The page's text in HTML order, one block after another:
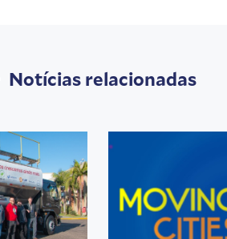
Notícias relacionadas